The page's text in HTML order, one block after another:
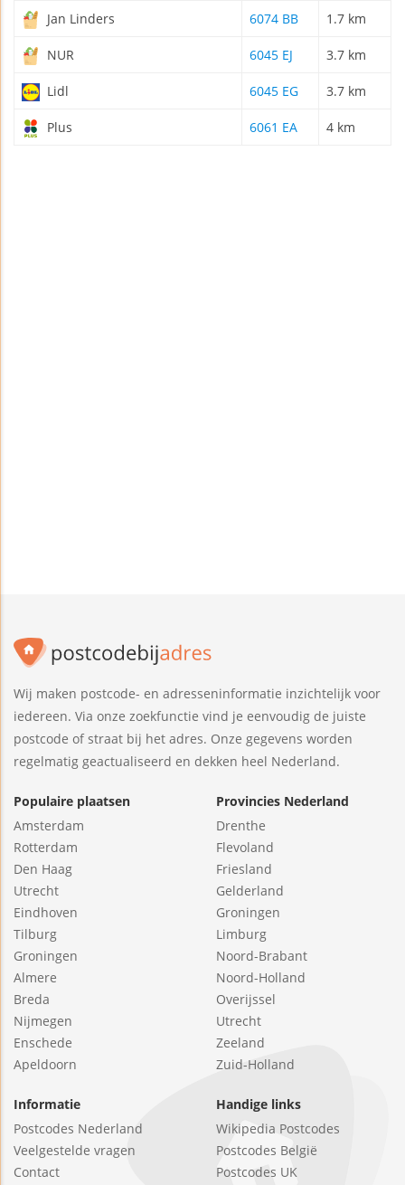
Jan Linders 6074 BB 1.7 km
NUR 6045 EJ 3.7 km
Lidl 6045 EG 3.7 km
Plus 6061 EA 4 km
Wij maken postcode- en adresseninformatie inzichtelijk voor
iedereen. Via onze zoekfunctie vind je eenvoudig de juiste
postcode of straat bij het adres. Onze gegevens worden
regelmatig geactualiseerd en dekken heel Nederland.
Populaire plaatsen
Amsterdam
Rotterdam
Den Haag
Utrecht
Eindhoven
Tilburg
Groningen
Almere
Breda
Nijmegen
Enschede
Apeldoorn
Provincies Nederland
Drenthe
Flevoland
Friesland
Gelderland
Groningen
Limburg
Noord-Brabant
Noord-Holland
Overijssel
Utrecht
Zeeland
Zuid-Holland
Informatie
Postcodes Nederland
Veelgestelde vragen
Contact
Handige links
Wikipedia Postcodes
Postcodes België
Postcodes UK